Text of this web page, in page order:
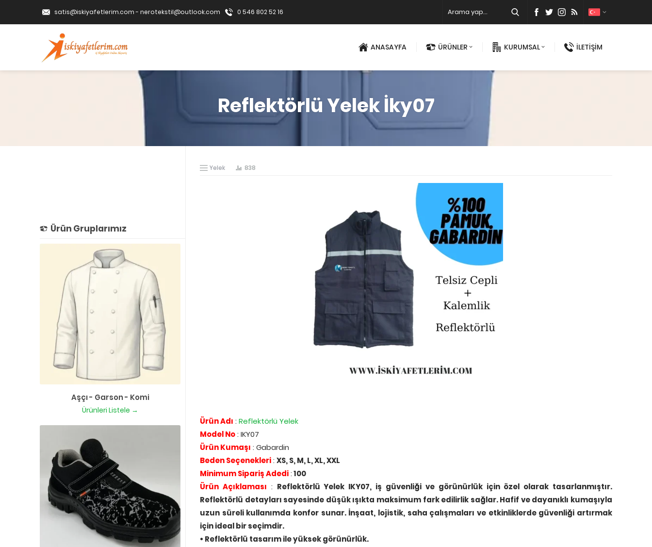
satis@iskiyafetlerim.com- nerotekstil@outlook.com 0 546 802 52 16
ANASAYFA ÜRÜNLER KURUMSAL İLETİŞİM
Reflektörlü Yelek İky07
Yelek 838
Ürün Adı : Reflektörlü Yelek
Model No: IKY07
Ürün Kumaşı : Gabardin
Beden Seçenekleri: XS, S, M, L, XL, XXL
Minimum Sipariş Adedi:100
Ürün Açıklaması : Reflektörlü Yelek IKY07, iş güvenliği ve görünürlük için özel olarak tasarlanmıştır.
Reflektörlü detayları sayesinde düşük ışıkta maksimum fark edilirlik sağlar. Hafif ve dayanıklı kumaşıyla
uzun süreli kullanımda konfor sunar. İnşaat, lojistik, saha çalışmaları ve etkinliklerde güvenliği artırmak
için ideal bir seçimdir.
• Reflektörlü tasarım ile yüksek görünürlük.
Ürün Gruplarımız
Aşçı - Garson - Komi
Ürünleri Listele →